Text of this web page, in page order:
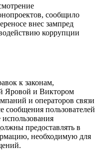
сообщило
внес зампред
коррупции
к законам,
Яровой и Виктором
и операторов связи
сообщения пользователей
предоставлять в
необходимую для